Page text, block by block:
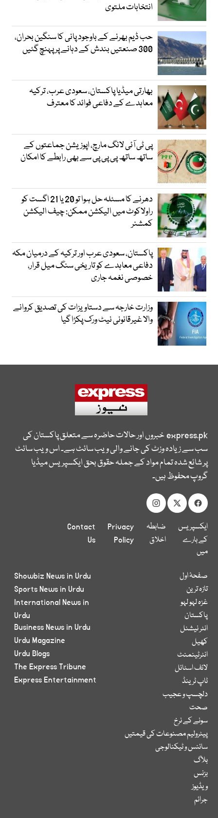
انتخابات ملتوی
حب ڈیم بھرنے کے باوجود پانی کا سنگین بحران،
300 صنعتیں بندش کے دہانے پر پہنچ گئیں
بھارتی میڈیا پاکستان، سعودی عرب، ترکیہ
معاہدے کے دفاعی فوائد کا معترف
پی ٹی آئی لانگ مارچ، اپوزیشن جماعتوں کے
ساتھ ساتھ پی پی پی سے بھی رابطے کا امکان
دھرنے کا مسئلہ حل ہوا تو 20 یا 21 اگست کو
راولاکوٹ میں الیکشن ممکن: چیف الیکشن
کمشنر
پاکستان، سعودی عرب اور ترکیہ کے درمیان مکہ
دفاعی معاہدے کو تاریخی سنگ میل قرار،
خصوصی نغمہ جاری
وزارت خارجہ سے دستاویزات کی تصدیق کروانے
والا غیرقانونی نیٹ ورک پکڑا گیا
express.pkخبروں اور حالات حاضرہ سے متعلق پاکستان کی
سب سے زیادہ وزٹ کی جانے والی ویب سائٹ ہے۔ اس ویب سائٹ
پر شائع شدہ تمام مواد کے جملہ حقوق بحق ایکسپریس میڈیا
گروپ محفوظ ہیں۔
ایکسپریس
کے بارے
میں
ضابطہ
اخلاق
Privacy
Policy
Contact
Us
صفحۂ اول
تازہ ترین
غزہ لہو لہو
پاکستان
انٹر نیشنل
کھیل
انٹرٹینمنٹ
لائف اسٹائل
ٹاپ ٹرینڈ
دلچسپ و عجیب
صحت
سونے کے نرخ
پیٹرولیم مصنوعات کی قیمتیں
سائنس و ٹیکنالوجی
بلاگ
بزنس
ویڈیوز
جرائم
Showbiz News in Urdu
Sports News in Urdu
International News in
Urdu
Business News in Urdu
Urdu Magazine
Urdu Blogs
The Express Tribune
Express Entertainment